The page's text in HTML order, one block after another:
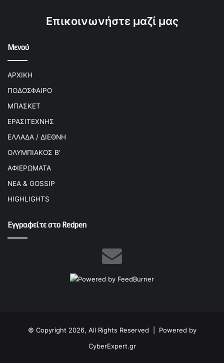
Επικοινωνήστε μαζί μας
Μενού
ΑΡΧΙΚΗ
ΠΟΔΟΣΦΑΙΡΟ
ΜΠΑΣΚΕΤ
ΕΡΑΣΙΤΕΧΝΗΣ
ΕΛΛΑΔΑ / ΔΙΕΘΝΗ
ΟΛΥΜΠΙΑΚΟΣ Β’
ΑΦΙΕΡΩΜΑΤΑ
ΝΕΑ & GOSSIP
HIGHLIGHTS
Εγγραφείτε στο Redpen
© Copyright 2026, All Rights Reserved | Powered by
CyberExpert.gr